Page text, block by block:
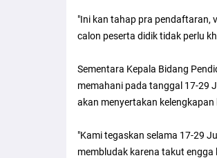
"Ini kan tahap pra pendaftaran,
calon peserta didik tidak perlu
Sementara Kepala Bidang
memahani pada tanggal 17-29
akan menyertakan
"Kami tegaskan selama 17-29
membludak karena takut